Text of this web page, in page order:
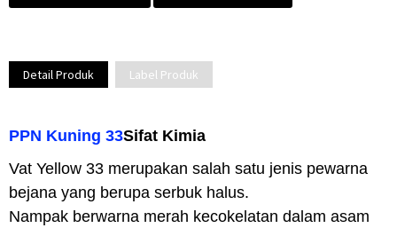
Detail Produk Label Produk
PPN Kuning 33Sifat Kimia
Vat Yellow 33 merupakan salah satu jenis pewarna
bejana yang berupa serbuk halus.
Nampak berwarna merah kecokelatan dalam asam